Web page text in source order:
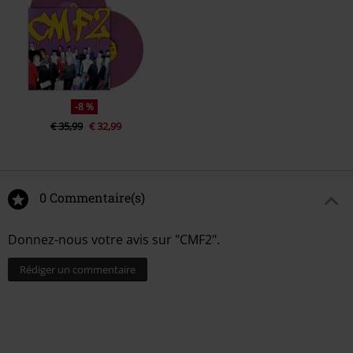
-8 %
€ 35,99 € 32,99
0 Commentaire(s)
Donnez-nous votre avis sur "CMF2".
Rédiger un commentaire